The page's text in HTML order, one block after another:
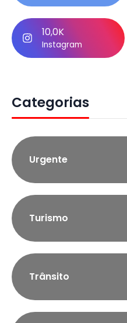
10,0K
Instagram
Categorias
Urgente
Turismo
Trânsito